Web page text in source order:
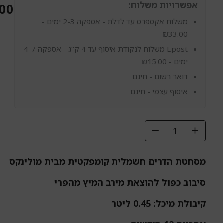
אפשרויות משלוח:
משלוח אקספרס עד לדלת - אספקה 2-3 ימים -
₪33.00
Epost משלוח לנקודת איסוף עד 4 ק"ג - אספקה 4-7
ימים -
₪15.00
דואר רשום - חינם
איסוף עצמי - חינם
מסחטת
‏הדרים
Compact
PC120870
מסחטת הדרים חשמלית קומפקטית מבית מולינקס
סיבוב כפול להוצאת מירב המיץ מהפרי
קיבולת מיכל: 0.45 ליטר